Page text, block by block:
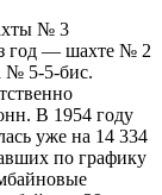
№ 3
год — шахте № 2
№ 5-5-бис.
В 1954 году
уже на 14 334
по графику